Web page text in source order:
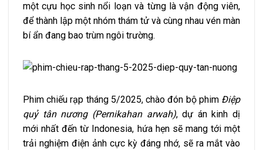
một cựu học sinh nổi loạn và từng là vận động viên,
để thành lập một nhóm thám tử và cùng nhau vén màn
bí ẩn đang bao trùm ngôi trường.
Phim chiếu rạp tháng 5/2025, chào đón bộ phim Điệp
quỷ tân nương (Pernikahan arwah), dự án kinh dị
mới nhất đến từ Indonesia, hứa hẹn sẽ mang tới một
trải nghiệm điện ảnh cực kỳ đáng nhớ, sẽ ra mắt vào